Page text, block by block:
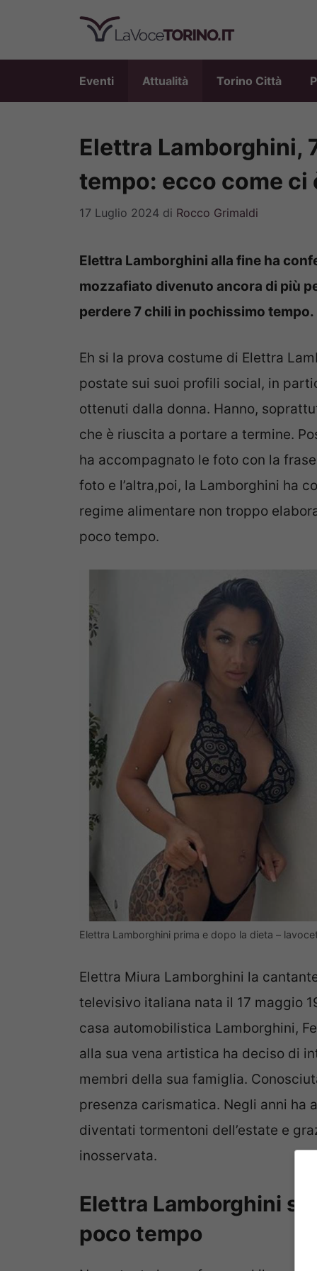
contenuto
Eventi Attualità Torino Città
Elettra Lamborghini,
tempo: ecco come ci
17 Luglio 2024 di Rocco Grimaldi
Elettra Lamborghini alla fine ha
mozzafiato divenuto ancora di più
perdere 7 chili in pochissimo
Eh si la prova costume di Elettra
postate sui suoi profili social, in
ottenuti dalla donna. Hanno,
che è riuscita a portare a termine.
ha accompagnato le foto con la
foto e l’altra,poi, la Lamborghini ha
regime alimentare non troppo
poco tempo.
Elettra Lamborghini prima e dopo la dieta –
Elettra Miura Lamborghini la
televisivo italiana nata il 17 maggio
casa automobilistica Lamborghini,
alla sua vena artistica ha deciso di
membri della sua famiglia.
presenza carismatica. Negli anni ha
diventati tormentoni dell’estate e
inosservata.
Elettra Lamborghini
poco tempo